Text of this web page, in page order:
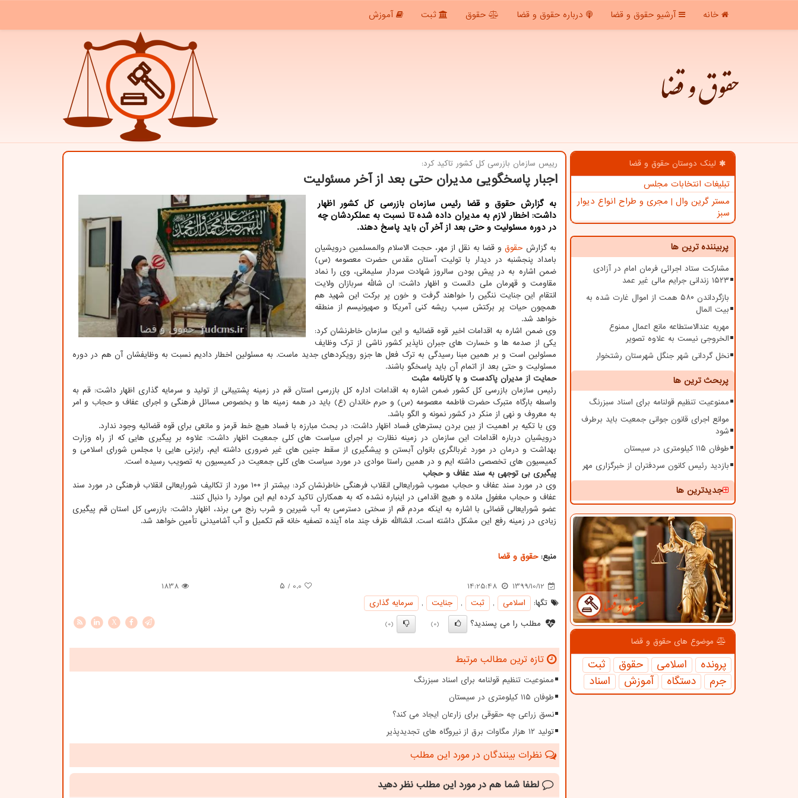
خانه آرشیو حقوق و قضا درباره حقوق و قضا حقوق ثبت آموزش
حقوق و قضا
لینک دوستان حقوق و قضا
تبلیغات انتخابات مجلس
مستر گرین وال | مجری و طراح انواع دیوار
سبز
پربیننده ترین ها
مشارکت ستاد اجرائی فرمان امام در آزادی
۱۵۲۳ زندانی جرایم مالی غیر عمد
بازگرداندن ۵۸۰ همت از اموال غارت شده به
بیت المال
مهریه عندالاستطاعه مانع اعمال ممنوع
الخروجی نیست به علاوه تصویر
نخل گردانی شهر جنگل شهرستان رشتخوار
پربحث ترین ها
ممنوعیت تنظیم قولنامه برای اسناد سبزرنگ
موانع اجرای قانون جوانی جمعیت باید برطرف
شود
طوفان ۱۱۵ کیلومتری در سیستان
بازدید رئیس کانون سردفتران از خبرگزاری مهر
جدیدترین ها
موضوع های حقوق و قضا
پرونده اسلامی حقوق
ثبت
جرم
دستگاه آموزش اسناد
رییس سازمان بازرسی كل كشور تاكید كرد:
اجبار پاسخگویی مدیران حتی بعد از آخر مسئولیت
به گزارش حقوق و قضا رئیس سازمان بازرسی کل کشور اظهار
داشت: اخطار لازم به مدیران داده شده تا نسبت به عملکردشان چه
در دوره مسئولیت و حتی بعد از آخر آن باید پاسخ دهند.
به گزارش حقوقو قضا به نقل از مهر، حجت الاسلام والمسلمین درویشیان
بامداد پنجشنبه در دیدار با تولیت آستان مقدس حضرت معصومه (س)
ضمن اشاره به در پیش بودن سالروز شهادت سردار سلیمانی، وی را نماد
مقاومت و قهرمان ملی دانست و اظهار داشت: ان شالله سربازان ولایت
انتقام این جنایت ننگین را خواهند گرفت و خون پر برکت این شهید هم
همچون حیات پر برکتش سبب ریشه کنی آمریکا و صهیونیسم از منطقه
خواهد شد.
وی ضمن اشاره به اقدامات اخیر قوه قضائیه و این سازمان خاطرنشان کرد:
یکی از صدمه ها و خسارت های جبران ناپذیر کشور ناشی از ترک وظایف
مسئولین است و بر همین مبنا رسیدگی به ترک فعل ها جزو رویکردهای جدید ماست. به مسئولین اخطار دادیم نسبت به وظایفشان آن هم در دوره
مسئولیت و حتی بعد از اتمام آن باید پاسخگو باشند.
حمایت از مدیران پاکدست و با کارنامه مثبت
رئیس سازمان بازرسی کل کشور ضمن اشاره به اقدامات اداره کل بازرسی استان قم در زمینه پشتیبانی از تولید و سرمایه گذاری اظهار داشت: قم به
واسطه بارگاه متبرک حضرت فاطمه معصومه (س) و حرم خاندان (ع) باید در همه زمینه ها و بخصوص مسائل فرهنگی و اجرای عفاف و حجاب و امر
به معروف و نهی از منکر در کشور نمونه و الگو باشد.
وی با تکیه بر اهمیت از بین بردن بسترهای فساد اظهار داشت: در بحث مبارزه با فساد هیچ خط قرمز و مانعی برای قوه قضائیه وجود ندارد.
درویشیان درباره اقدامات این سازمان در زمینه نظارت بر اجرای سیاست های کلی جمعیت اظهار داشت: علاوه بر پیگیری هایی که از راه وزارت
بهداشت و درمان در مورد غربالگری بانوان آبستن و پیشگیری از سقط جنین های غیر ضروری داشته ایم، رایزنی هایی با مجلس شورای اسلامی و
کمیسیون های تخصصی داشته ایم و در همین راستا موادی در مورد سیاست های کلی جمعیت در کمیسیون به تصویب رسیده است.
پیگیری بی توجهی به سند عفاف و حجاب
وی در مورد سند عفاف و حجاب مصوب شورایعالی انقلاب فرهنگی خاطرنشان کرد: بیشتر از ۱۰۰ مورد از تکالیف شورایعالی انقلاب فرهنگی در مورد سند
عفاف و حجاب مغفول مانده و هیچ اقدامی در اینباره نشده که به همکاران تاکید کرده ایم این موارد را دنبال کنند.
عضو شورایعالی قضائی با اشاره به اینکه مردم قم از سختی دسترسی به آب شیرین و شرب رنج می برند، اظهار داشت: بازرسی کل استان قم پیگیری
زیادی در زمینه رفع این مشکل داشته است. انشاالله ظرف چند ماه آینده تصفیه خانه قم تکمیل و آب آشامیدنی تأمین خواهد شد.
منبع:حقوق و قضا
1399/10/12
14:25:48
0.0 / ۵
1838
تگها:
اسلامی , ثبت , جنایت ,
سرمایه گذاری
مطلب را می پسندید؟
(0)
(0)
X
تازه ترین مطالب مرتبط
ممنوعیت تنظیم قولنامه برای اسناد سبزرنگ
طوفان ۱۱۵ کیلومتری در سیستان
نسق زراعی چه حقوقی برای زارعان ایجاد می کند؟
تولید ۱۲ هزار مگاوات برق از نیروگاه های تجدیدپذیر
نظرات بینندگان در مورد این مطلب
لطفا شما هم در مورد این مطلب نظر دهید